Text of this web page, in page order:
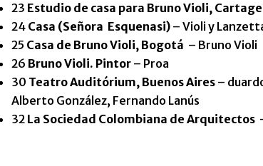
23 Estudio de casa para Bruno Violi,
24 Casa (Señora Esquenasi) – Violi y
25 Casa de Bruno Violi, Bogotá – Bruno Violi
26 Bruno Violi. Pintor – Proa
30 Teatro Auditórium, Buenos Aires –
Alberto González, Fernando Lanús
32 La Sociedad Colombiana de Arquitectos